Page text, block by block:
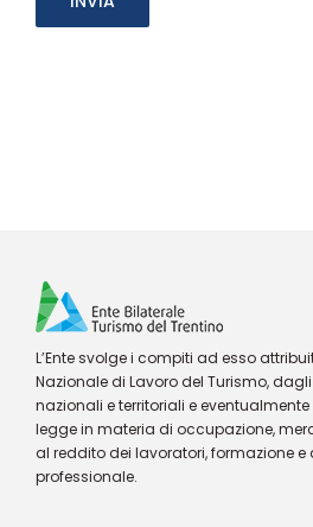
L’Ente svolge i compiti ad esso
Nazionale di Lavoro del Turismo,
nazionali e territoriali e
legge in materia di occupazione,
al reddito dei lavoratori, formazione
professionale.